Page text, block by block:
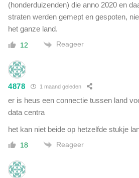
(honderduizenden) die anno 2020 en
straten werden gemept en gespoten,
het ganze land.
12 Reageer
4878 1 maand geleden
er is heus een connectie tussen land
data centra
het kan niet beide op hetzelfde stukje
18 Reageer